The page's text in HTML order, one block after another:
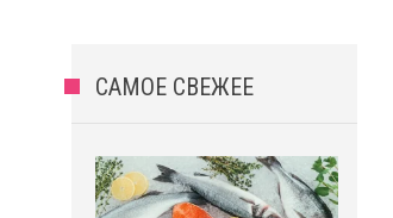
САМОЕ СВЕЖЕЕ